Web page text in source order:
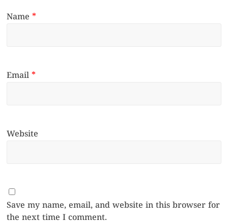
Name*
Email*
Website
Save my name, email, and website in this browser for
the next time I comment.